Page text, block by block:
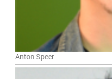
Anton Speer